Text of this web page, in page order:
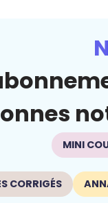
MINI
CORRIGÉS